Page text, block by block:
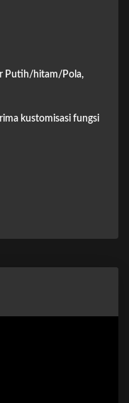
Putih/hitam/Pola,
kustomisasi fungsi